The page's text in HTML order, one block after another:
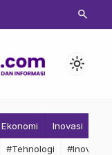
search
light_mode
Ekonomi Inovasi
#Tehnologi #Inovasi